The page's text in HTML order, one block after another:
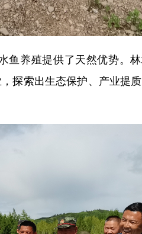
养殖提供了天然优势。林
探索出生态保护、产业提